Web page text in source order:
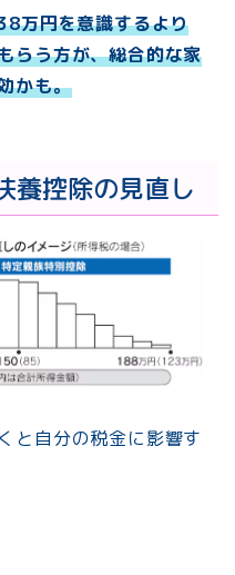
万円を意識するより
らう方が、総合的な家
かも。
養控除の見直し
と自分の税金に影響す